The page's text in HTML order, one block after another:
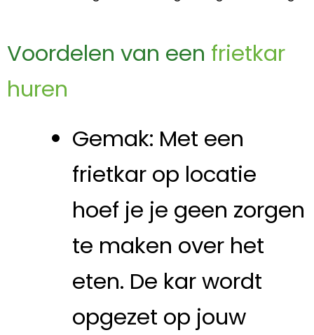
Voordelen van een frietkar
huren
Gemak: Met een
frietkar op locatie
hoef je je geen zorgen
te maken over het
eten. De kar wordt
opgezet op jouw